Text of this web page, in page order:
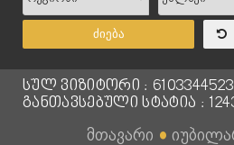
ძიება
სულ ვიზიტორი :
განთავსებული სტატია :
მთავარი ●